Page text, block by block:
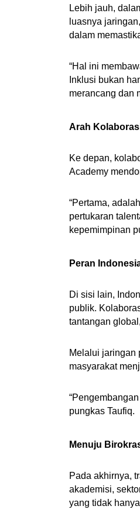
Lebih jauh,
luasnya
dalam
“Hal ini
Inklusi bukan
merancang dan
Arah
Ke depan,
Academy
“Pertama,
pertukaran
kepemimpinan
Peran
Di sisi lain,
publik.
tantangan
Melalui jaringan
masyarakat
pungkas Taufiq.
Menuju
Pada akhirnya,
akademisi,
yang tidak